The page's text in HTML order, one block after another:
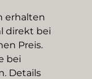
erhalten
direkt bei
Preis.
bei
Details